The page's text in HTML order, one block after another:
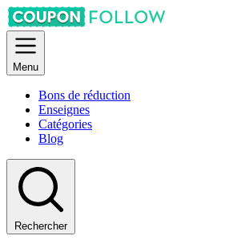
Menu
Bons de réduction
Enseignes
Catégories
Blog
Rechercher